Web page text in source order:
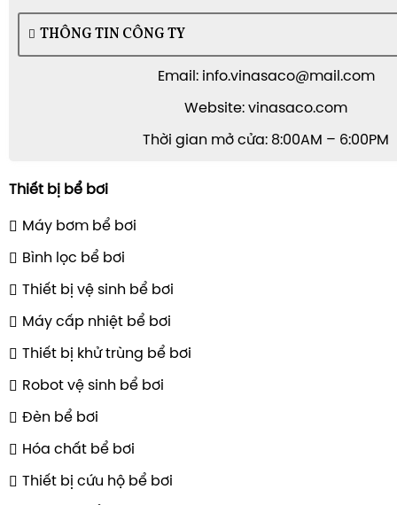
THÔNG TIN CÔNG TY
Email: info.vinasaco@mail.com
Website: vinasaco.com
Thời gian mở cửa: 8:00AM – 6:00PM
Thiết bị bể bơi
Máy bơm bể bơi
Bình lọc bể bơi
Thiết bị vệ sinh bể bơi
Máy cấp nhiệt bể bơi
Thiết bị khử trùng bể bơi
Robot vệ sinh bể bơi
Đèn bể bơi
Hóa chất bể bơi
Thiết bị cứu hộ bể bơi